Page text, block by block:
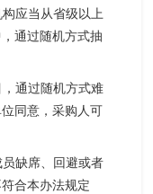
应当从省级以上
通过随机方式抽
通过随机方式难
同意，采购人可
缺席、回避或者
合本办法规定